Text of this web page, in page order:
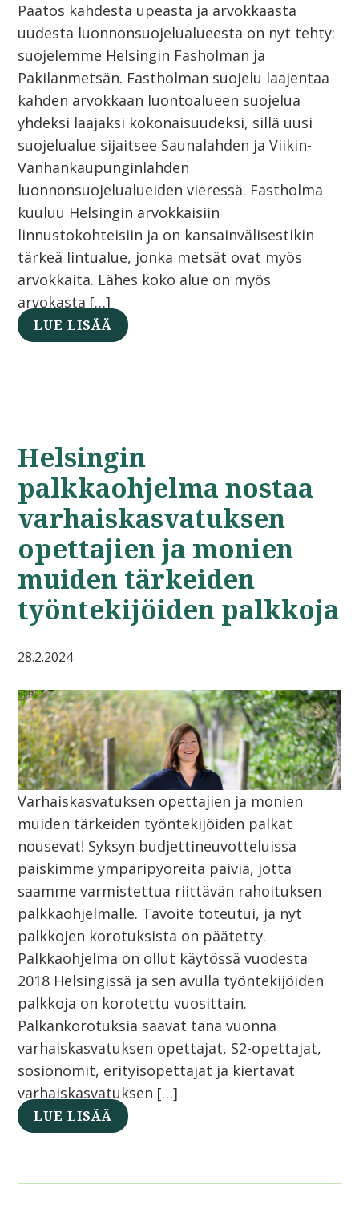
Päätös kahdesta upeasta ja arvokkaasta
uudesta luonnonsuojelualueesta on nyt tehty:
suojelemme Helsingin Fasholman ja
Pakilanmetsän. Fastholman suojelu laajentaa
kahden arvokkaan luontoalueen suojelua
yhdeksi laajaksi kokonaisuudeksi, sillä uusi
suojelualue sijaitsee Saunalahden ja Viikin-
Vanhankaupunginlahden
luonnonsuojelualueiden vieressä. Fastholma
kuuluu Helsingin arvokkaisiin
linnustokohteisiin ja on kansainvälisestikin
tärkeä lintualue, jonka metsät ovat myös
arvokkaita. Lähes koko alue on myös
arvokasta […]
LUE LISÄÄ
Helsingin
palkkaohjelma nostaa
varhaiskasvatuksen
opettajien ja monien
muiden tärkeiden
työntekijöiden palkkoja
28.2.2024
Varhaiskasvatuksen opettajien ja monien
muiden tärkeiden työntekijöiden palkat
nousevat! Syksyn budjettineuvotteluissa
paiskimme ympäripyöreitä päiviä, jotta
saamme varmistettua riittävän rahoituksen
palkkaohjelmalle. Tavoite toteutui, ja nyt
palkkojen korotuksista on päätetty.
Palkkaohjelma on ollut käytössä vuodesta
2018 Helsingissä ja sen avulla työntekijöiden
palkkoja on korotettu vuosittain.
Palkankorotuksia saavat tänä vuonna
varhaiskasvatuksen opettajat, S2-opettajat,
sosionomit, erityisopettajat ja kiertävät
varhaiskasvatuksen […]
LUE LISÄÄ